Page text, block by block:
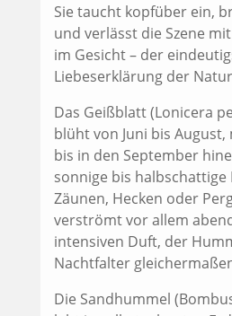
Sie taucht kopfüber ein,
und verlässt die Szene
im Gesicht – der
Liebeserklärung der
Das Geißblatt (Lonicera
blüht von Juni bis
bis in den September
sonnige bis halbschattige
Zäunen, Hecken oder
verströmt vor allem
intensiven Duft, der
Nachtfalter
Die Sandhummel